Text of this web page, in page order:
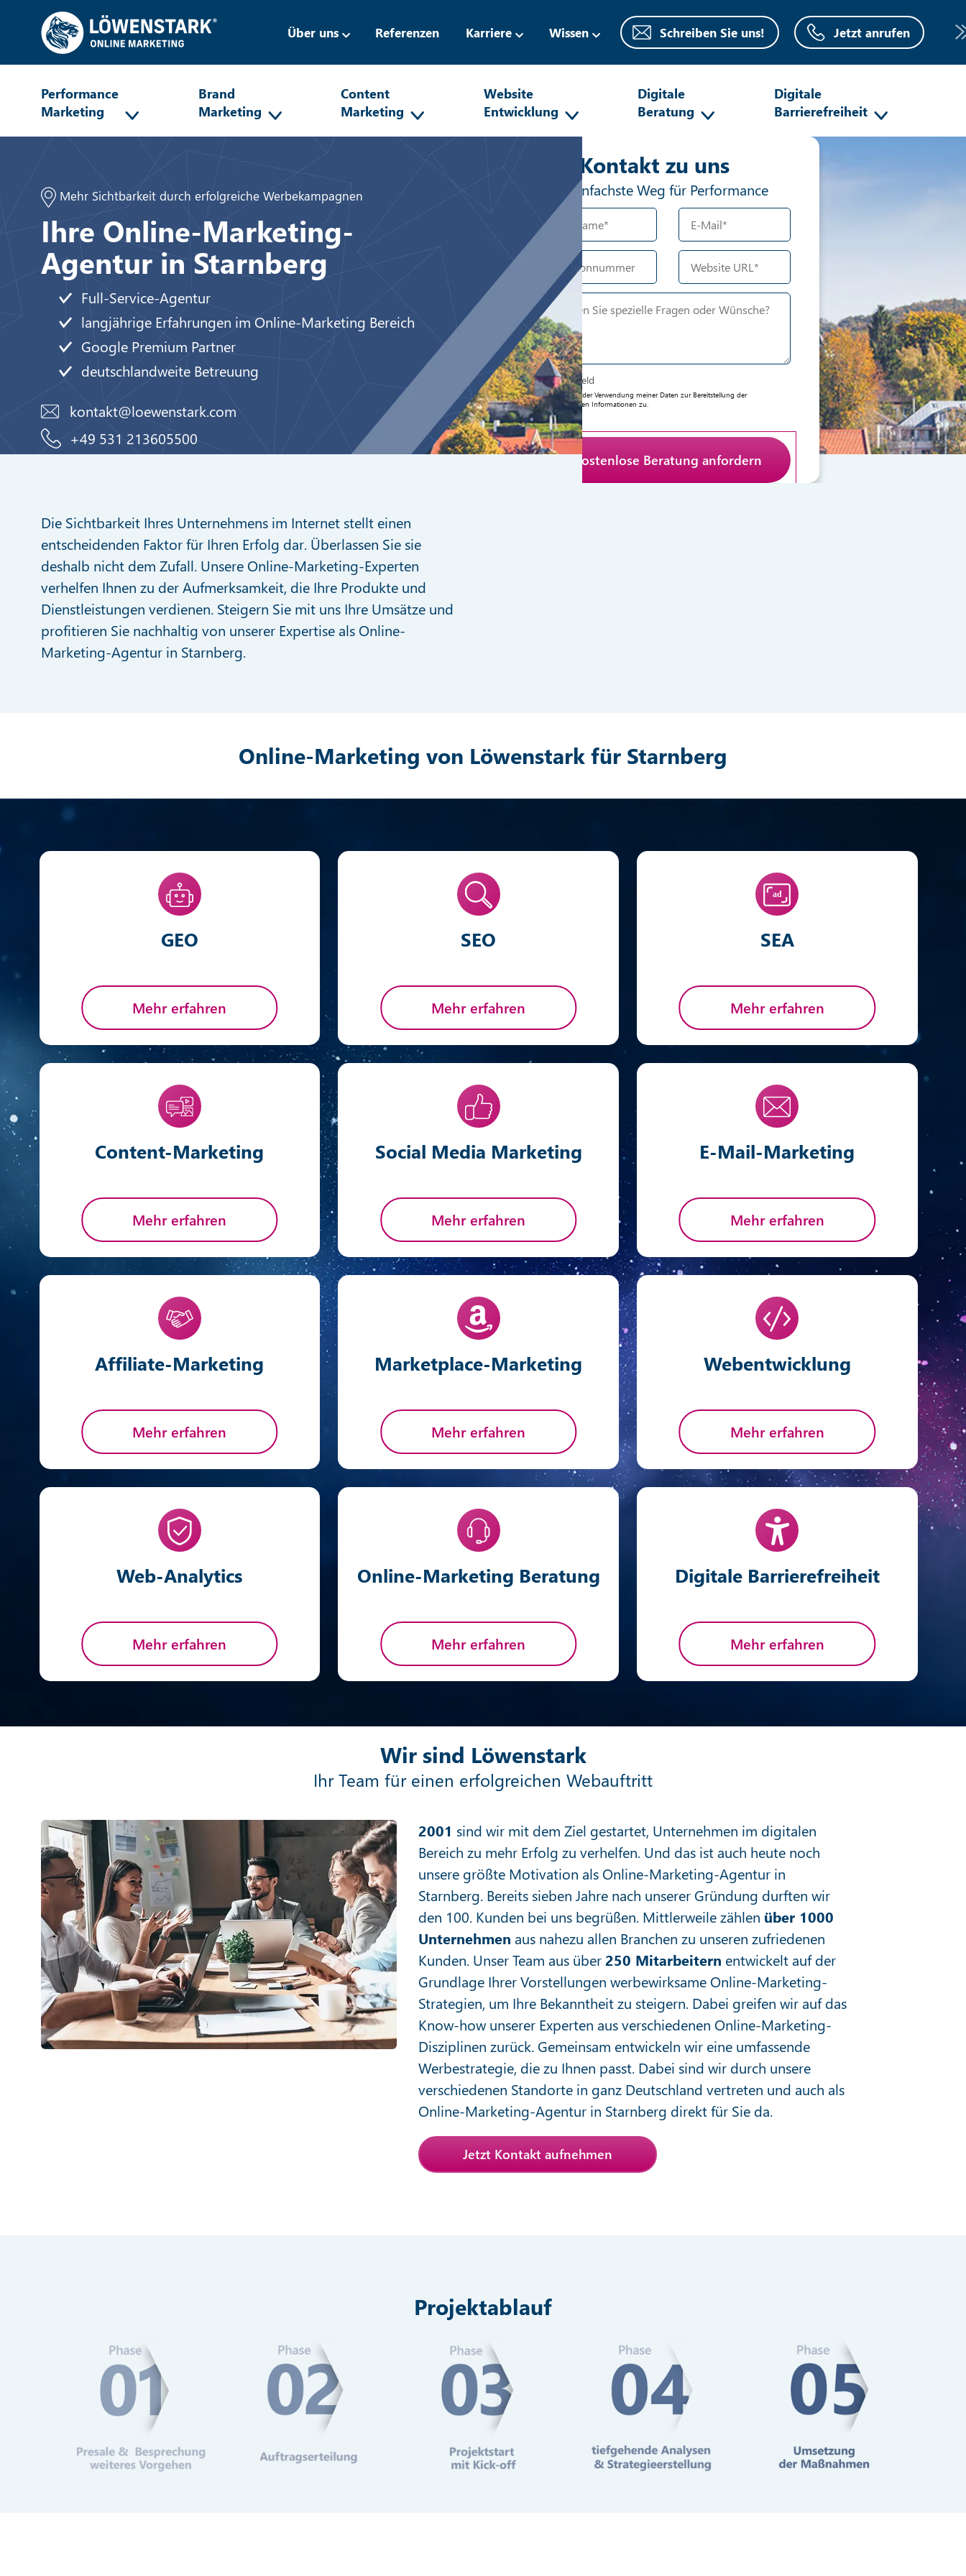
Über uns Referenzen Karriere Wissen Schreiben Sie uns! Jetzt anrufen
Performance
Marketing
Brand
Marketing
Content
Marketing
Website
Entwicklung
Digitale
Beratung
Digitale
Barrierefreiheit
Mehr Sichtbarkeit durch erfolgreiche Werbekampagnen
Ihre Online-Marketing-
Agentur in Starnberg
Full-Service-Agentur
langjährige Erfahrungen im Online-Marketing Bereich
Google Premium Partner
deutschlandweite Betreuung
kontakt@loewenstark.com
+49 531 213605500
Ihr Kontakt zu uns
Der einfachste Weg für Performance
* Pflichtfeld
Ich stimme der Verwendung meiner Daten zur Bereitstellung der
angeforderten Informationen zu.
Hier klicken
Die Sichtbarkeit Ihres Unternehmens im Internet stellt einen
entscheidenden Faktor für Ihren Erfolg dar. Überlassen Sie sie
deshalb nicht dem Zufall. Unsere Online-Marketing-Experten
verhelfen Ihnen zu der Aufmerksamkeit, die Ihre Produkte und
Dienstleistungen verdienen. Steigern Sie mit uns Ihre Umsätze und
profitieren Sie nachhaltig von unserer Expertise als Online-
Marketing-Agentur in Starnberg.
Online-Marketing von Löwenstark für Starnberg
GEO
Mehr erfahren
SEO
Mehr erfahren
SEA
Mehr erfahren
Content-Marketing
Mehr erfahren
Social Media Marketing
Mehr erfahren
E-Mail-Marketing
Mehr erfahren
Affiliate-Marketing
Mehr erfahren
Marketplace-Marketing
Mehr erfahren
Webentwicklung
Mehr erfahren
Web-Analytics
Mehr erfahren
Online-Marketing Beratung
Mehr erfahren
Digitale Barrierefreiheit
Mehr erfahren
Wir sind Löwenstark
Ihr Team für einen erfolgreichen Webauftritt
2001 sind wir mit dem Ziel gestartet, Unternehmen im digitalen
Bereich zu mehr Erfolg zu verhelfen. Und das ist auch heute noch
unsere größte Motivation als Online-Marketing-Agentur in
Starnberg. Bereits sieben Jahre nach unserer Gründung durften wir
den 100. Kunden bei uns begrüßen. Mittlerweile zählen über 1000
Unternehmen aus nahezu allen Branchen zu unseren zufriedenen
Kunden. Unser Team aus über 250 Mitarbeitern entwickelt auf der
Grundlage Ihrer Vorstellungen werbewirksame Online-Marketing-
Strategien, um Ihre Bekanntheit zu steigern. Dabei greifen wir auf das
Know-how unserer Experten aus verschiedenen Online-Marketing-
Disziplinen zurück. Gemeinsam entwickeln wir eine umfassende
Werbestrategie, die zu Ihnen passt. Dabei sind wir durch unsere
verschiedenen Standorte in ganz Deutschland vertreten und auch als
Online-Marketing-Agentur in Starnberg direkt für Sie da.
Jetzt Kontakt aufnehmen
Projektablauf